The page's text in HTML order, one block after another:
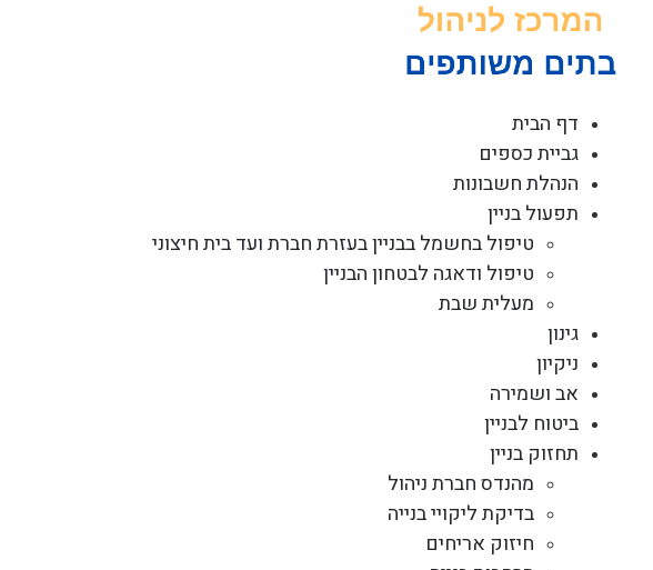
דף הבית
גביית כספים
הנהלת חשבונות
תפעול בניין
טיפול בחשמל בבניין בעזרת חברת ועד בית חיצוני
טיפול ודאגה לבטחון הבניין
מעלית שבת
גינון
ניקיון
אב ושמירה
ביטוח לבניין
תחזוק בניין
מהנדס חברת ניהול
בדיקת ליקויי בנייה
חיזוק אריחים